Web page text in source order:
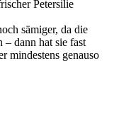
Petersilie
sämiger, da die
dann hat sie fast
mindestens genauso